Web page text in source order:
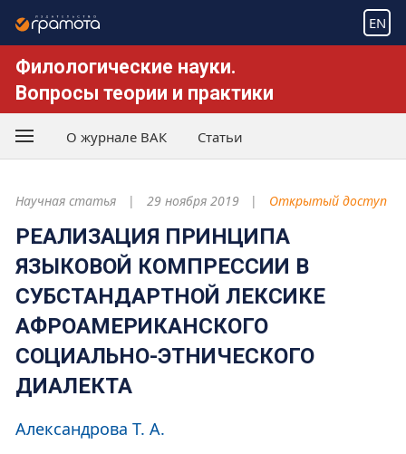
EN
Филологические науки.
Вопросы теории и практики
О журнале ВАК Статьи
Научная статья 29 ноября 2019 Открытый доступ
РЕАЛИЗАЦИЯ ПРИНЦИПА
ЯЗЫКОВОЙ КОМПРЕССИИ В
СУБСТАНДАРТНОЙ ЛЕКСИКЕ
АФРОАМЕРИКАНСКОГО
СОЦИАЛЬНО-ЭТНИЧЕСКОГО
ДИАЛЕКТА
Александрова Т. А.